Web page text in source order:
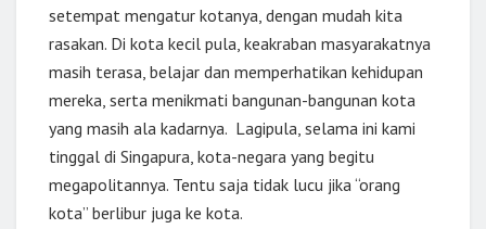
setempat mengatur kotanya, dengan mudah kita
rasakan. Di kota kecil pula, keakraban masyarakatnya
masih terasa, belajar dan memperhatikan kehidupan
mereka, serta menikmati bangunan-bangunan kota
yang masih ala kadarnya. Lagipula, selama ini kami
tinggal di Singapura, kota-negara yang begitu
megapolitannya. Tentu saja tidak lucu jika “orang
kota” berlibur juga ke kota.